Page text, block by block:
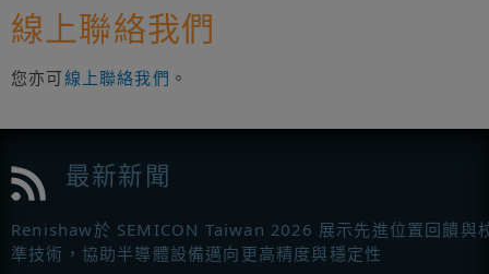
線上聯絡我們
您亦可線上聯絡我們 。
最新新聞
Renishaw於 SEMICON Taiwan 2026 展示先進位置回饋與
準技術，協助半導體設備邁向更高精度與穩定性